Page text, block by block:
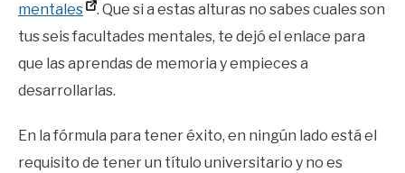
mentales
. Que si a estas alturas no sabes cuales son
tus seis facultades mentales, te dejó el enlace para
que las aprendas de memoria y empieces a
desarrollarlas.
En la fórmula para tener éxito, en ningún lado está el
requisito de tener un título universitario y no es